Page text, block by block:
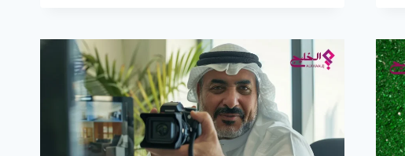
إجراءات
التقديم
رسمياً؟